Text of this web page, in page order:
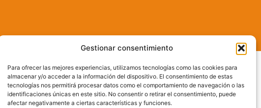
Gestionar consentimiento
Para ofrecer las mejores experiencias, utilizamos tecnologías como las cookies para
almacenar y/o acceder a la información del dispositivo. El consentimiento de estas
tecnologías nos permitirá procesar datos como el comportamiento de navegación o las
identificaciones únicas en este sitio. No consentir o retirar el consentimiento, puede
afectar negativamente a ciertas características y funciones.